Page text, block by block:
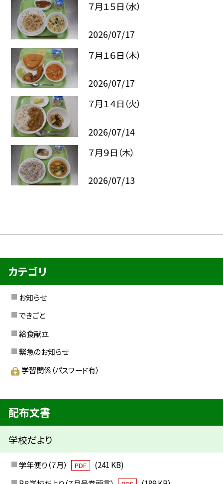
７月１５日（水）
2026/07/17
７月１６日（木）
2026/07/17
７月１４日（火）
2026/07/14
７月９日（木）
2026/07/13
カテゴリ
お知らせ
できごと
給食献立
緊急のお知らせ
学習関係（パスワード有）
配布文書
学校だより
学年便り（７月） PDF
(241 KB)